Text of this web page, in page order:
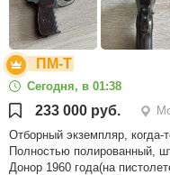
ПМ-Т
Сегодня, в 01:38
233 000 руб.
Отборный экземпляр, когда-
Полностью полированный,
Донор 1960 года(на